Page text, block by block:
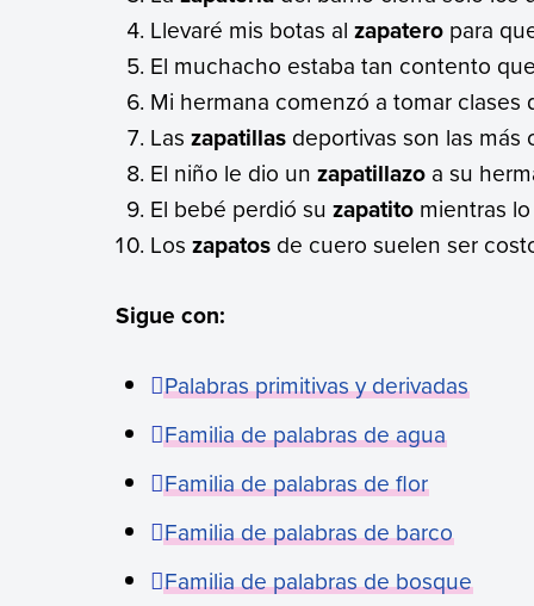
Llevaré mis botas alzapatero para
El muchacho estaba tan contento
Mi hermana comenzó a tomar clases
Laszapatillas deportivas son las más
El niño le dio unzapatillazo a su
El bebé perdió suzapatito mientras
Loszapatos de cuero suelen ser
Sigue con:
Palabras primitivas y derivadas
Familia de palabras de agua
Familia de palabras de flor
Familia de palabras de barco
Familia de palabras de bosque